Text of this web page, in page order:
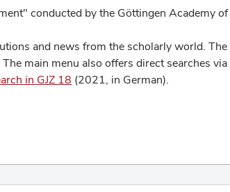
conducted by the Göttingen Academy
and news from the scholarly world.
main menu also offers direct searches
in GJZ 18 (2021, in German).